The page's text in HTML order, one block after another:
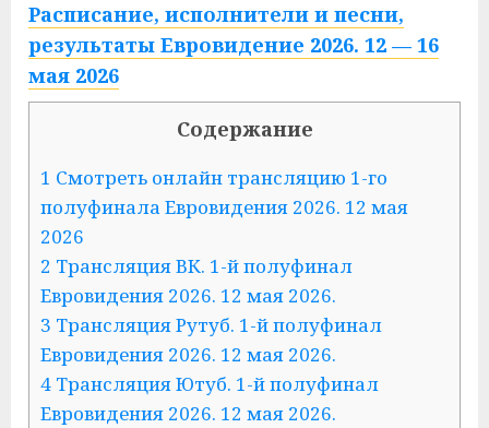
Расписание, исполнители и песни,
результаты Евровидение 2026. 12 — 16
мая 2026
Содержание
1 Смотреть онлайн трансляцию 1-го
полуфинала Евровидения 2026. 12 мая
2026
2 Трансляция ВК. 1-й полуфинал
Евровидения 2026. 12 мая 2026.
3 Трансляция Рутуб. 1-й полуфинал
Евровидения 2026. 12 мая 2026.
4 Трансляция Ютуб. 1-й полуфинал
Евровидения 2026. 12 мая 2026.